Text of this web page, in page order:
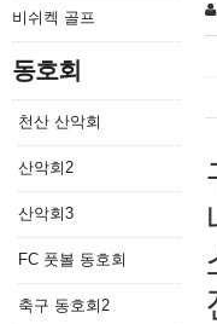
비쉬켁 골프
동호회
천산 산악회
산악회2
산악회3
FC 풋볼 동호회
축구 동호회2